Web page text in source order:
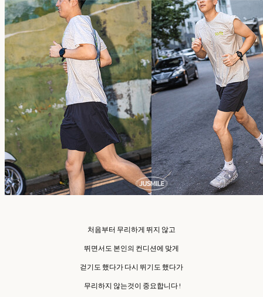
처음부터 무리하게 뛰지 않고
뛰면서도 본인의 컨디션에 맞게
걷기도 했다가 다시 뛰기도 했다가
무리하지 않는것이 중요합니다 ! ​